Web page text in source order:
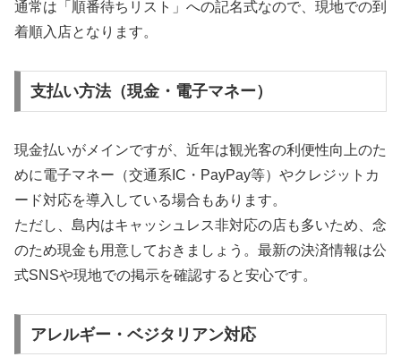
通常は「順番待ちリスト」への記名式なので、現地での到
着順入店となります。
支払い方法（現金・電子マネー）
現金払いがメインですが、近年は観光客の利便性向上のた
めに電子マネー（交通系IC・PayPay等）やクレジットカ
ード対応を導入している場合もあります。
ただし、島内はキャッシュレス非対応の店も多いため、念
のため現金も用意しておきましょう。最新の決済情報は公
式SNSや現地での掲示を確認すると安心です。
アレルギー・ベジタリアン対応